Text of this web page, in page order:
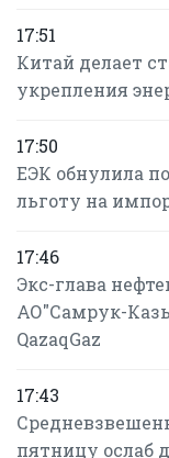
17:51
Китай делает
укрепления
17:50
ЕЭК обнулила
льготу на
17:46
Экс-глава
АО"Самрук-
QazaqGaz
17:43
пятницу ослаб